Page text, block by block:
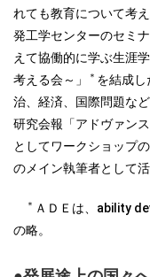
れても教育について考
発工学センターのセミ
えて協働的に学ぶ生涯
考える会～」
＊ を結成
治、経済、国際問題な
研究会報「アドヴァン
としてワークショップ
のメイン執筆者として活
＊ ＡＤＥは、ability
の略。